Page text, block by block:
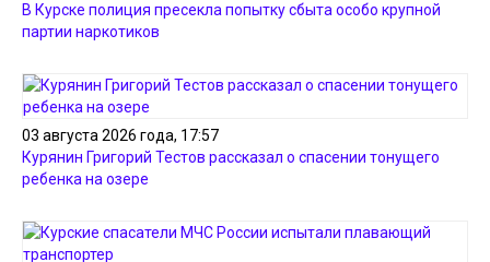
В Курске полиция пресекла попытку сбыта особо крупной
партии наркотиков
03 августа 2026 года, 17:57
Курянин Григорий Тестов рассказал о спасении тонущего
ребенка на озере